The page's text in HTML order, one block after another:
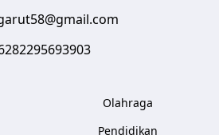
Olahraga
Pendidikan